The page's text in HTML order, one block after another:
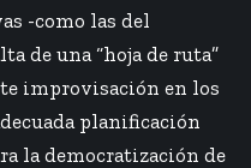
-como las del
de una “hoja de ruta”
improvisación en los
planificación
la democratización de